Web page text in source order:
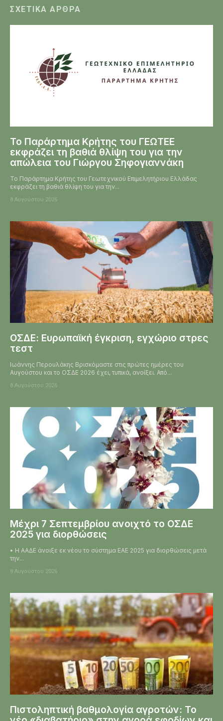
ΣΧΕΤΙΚΆ ΆΡΘΡΑ
Το Παράρτημα Κρήτης του ΓΕΩΤΕΕ
εκφράζει τη βαθιά θλίψη του για την
απώλεια του Γιώργου Σηφογιαννάκη
Το Παράρτημα Κρήτης του Γεωτεχνικού Επιμελητήριου Ελλάδας
εκφράζει τη βαθιά θλίψη του για την...
8 Αυγούστου 2026
ΟΣΔΕ: Ευρωπαϊκή έγκριση, εγχώριο στρες
τεστ
Ιωάννης Περουλάκης Βρισκόμαστε στις πρώτες ημέρες του
Αυγούστου και το ΟΣΔΕ 2026 έχει, τυπικά, ανοίξει. Από...
8 Αυγούστου 2026
Μέχρι 7 Σεπτεμβρίου ανοιχτό το ΟΣΔΕ
2025 για διορθώσεις
• Η ΑΑΔΕ άνοιξε εκ νέου το σύστημα ΕΑΕ 2025 για διορθώσεις μετά
την...
8 Αυγούστου 2026
Πιστοληπτική βαθμολογία αγροτών: Το